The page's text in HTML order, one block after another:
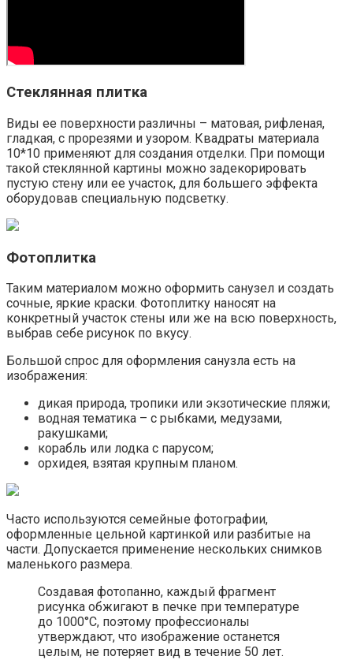
Стеклянная плитка
Виды ее поверхности различны – матовая, рифленая,
гладкая, с прорезями и узором. Квадраты материала
10*10 применяют для создания отделки. При помощи
такой стеклянной картины можно задекорировать
пустую стену или ее участок, для большего эффекта
оборудовав специальную подсветку.
Фотоплитка
Таким материалом можно оформить санузел и создать
сочные, яркие краски. Фотоплитку наносят на
конкретный участок стены или же на всю поверхность,
выбрав себе рисунок по вкусу.
Большой спрос для оформления санузла есть на
изображения:
дикая природа, тропики или экзотические пляжи;
водная тематика – с рыбками, медузами,
ракушками;
корабль или лодка с парусом;
орхидея, взятая крупным планом.
Часто используются семейные фотографии,
оформленные цельной картинкой или разбитые на
части. Допускается применение нескольких снимков
маленького размера.
Создавая фотопанно, каждый фрагмент
рисунка обжигают в печке при температуре
до 1000°С, поэтому профессионалы
утверждают, что изображение останется
целым, не потеряет вид в течение 50 лет.